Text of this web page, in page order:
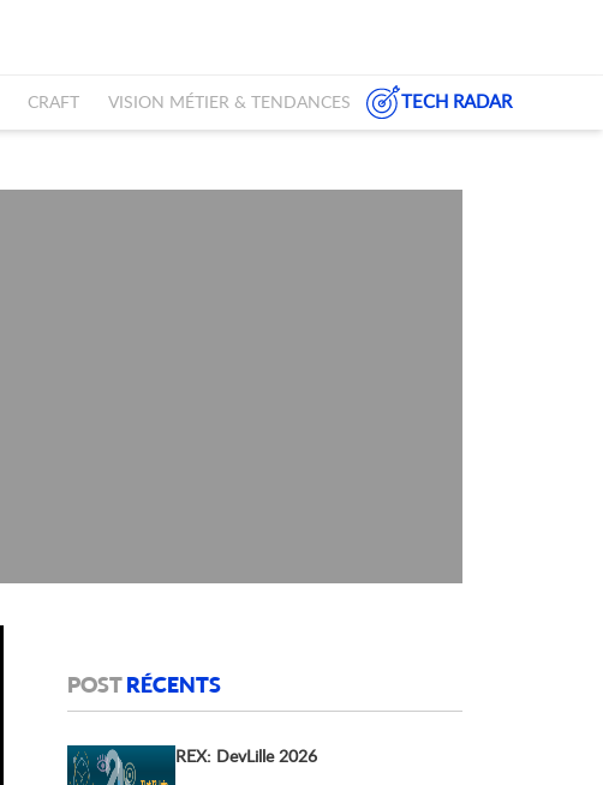
CRAFT VISION MÉTIER & TENDANCES TECH RADAR
POSTRÉCENTS
REX: DevLille 2026